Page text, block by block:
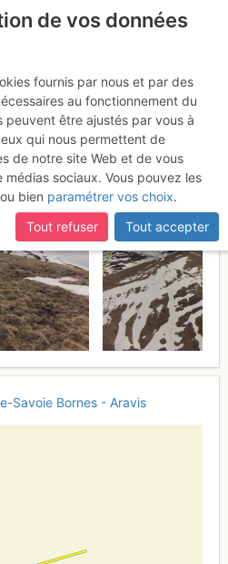
par la
Dimanche 9 avril 2017
Savoie Bornes - Aravis
de vos données
fournis par nous et par des
au fonctionnement du
peuvent être ajustés par vous à
qui nous permettent de
de notre site Web et de vous
sociaux. Vous pouvez les
bien paramétrer vos choix.
Tout refuser
Tout accepter